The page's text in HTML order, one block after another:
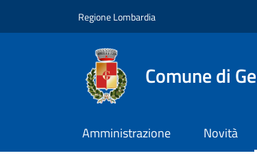
Regione Lombardia
Comune di
Amministrazione Novità